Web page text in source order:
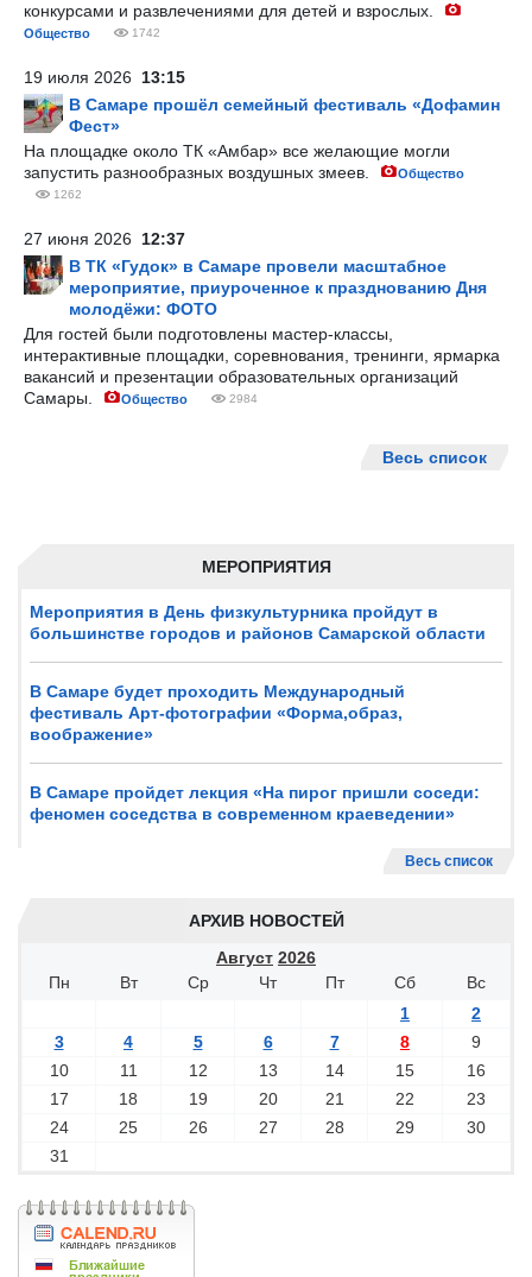
МЕРОПРИЯТИЯ
Мероприятия в День физкультурника пройдут в
большинстве городов и районов Самарской области
В Самаре будет проходить Международный
фестиваль Арт-фотографии «Форма,образ,
воображение»
В Самаре пройдет лекция «На пирог пришли соседи:
феномен соседства в современном краеведении»
Весь список
АРХИВ НОВОСТЕЙ
Август 2026
Пн
Вт Ср Чт Пт Сб
Вс
1
2
3
4 5 6 7 8
9
10
11 12 13 14 15
16
17
18 19 20 21 22
23
24
25 26 27 28 29
30
31
конкурсами и развлечениями для детей и взрослых.
Общество 1742
19 июля 2026 13:15
В Самаре прошёл семейный фестиваль «Дофамин
Фест»
На площадке около ТК «Амбар» все желающие могли
запустить разнообразных воздушных змеев.
Общество
1262
27 июня 2026 12:37
В ТК «Гудок» в Самаре провели масштабное
мероприятие, приуроченное к празднованию Дня
молодёжи: ФОТО
Для гостей были подготовлены мастер-классы,
интерактивные площадки, соревнования, тренинги, ярмарка
вакансий и презентации образовательных организаций
Самары.
Общество 2984
Весь список